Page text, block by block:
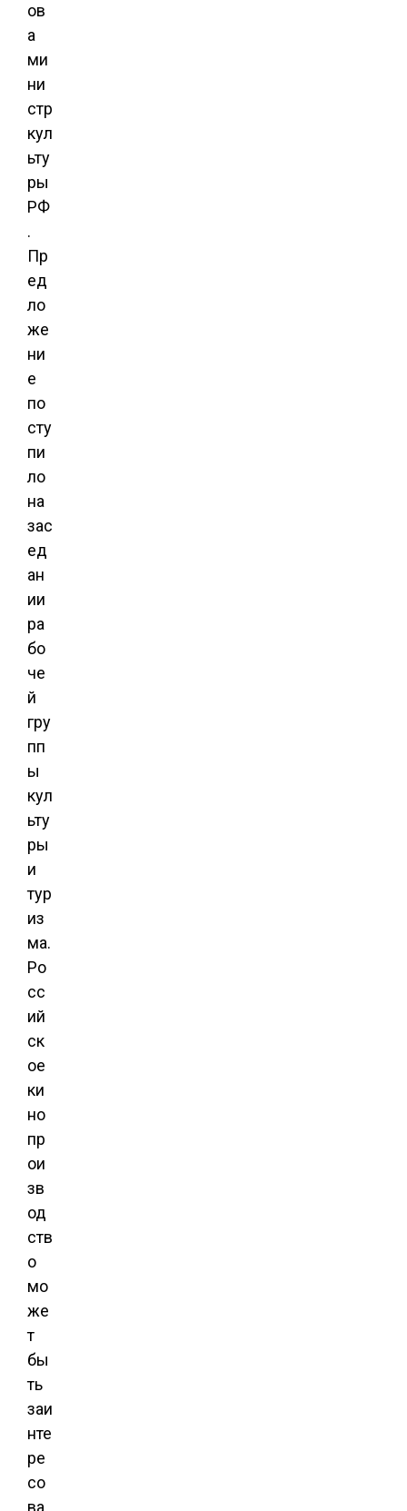
ов
а
ми
ни
стр
кул
ьту
ры
РФ
.
Пр
ед
ло
же
ни
е
по
сту
пи
ло
на
зас
ед
ан
ии
ра
бо
че
й
гру
пп
ы
кул
ьту
ры
и
тур
из
ма.
Ро
сс
ий
ск
ое
ки
но
пр
ои
зв
од
ств
о
мо
же
т
бы
ть
заи
нте
ре
со
ва